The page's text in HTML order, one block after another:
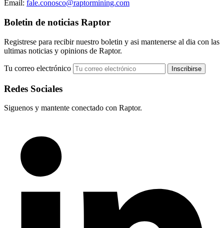
Email: fale.conosco@raptormining.com
Boletin de noticias Raptor
Registrese para recibir nuestro boletin y asi mantenerse al dia con las
ultimas noticias y opinions de Raptor.
Tu correo electrónico
Redes Sociales
Siguenos y mantente conectado con Raptor.